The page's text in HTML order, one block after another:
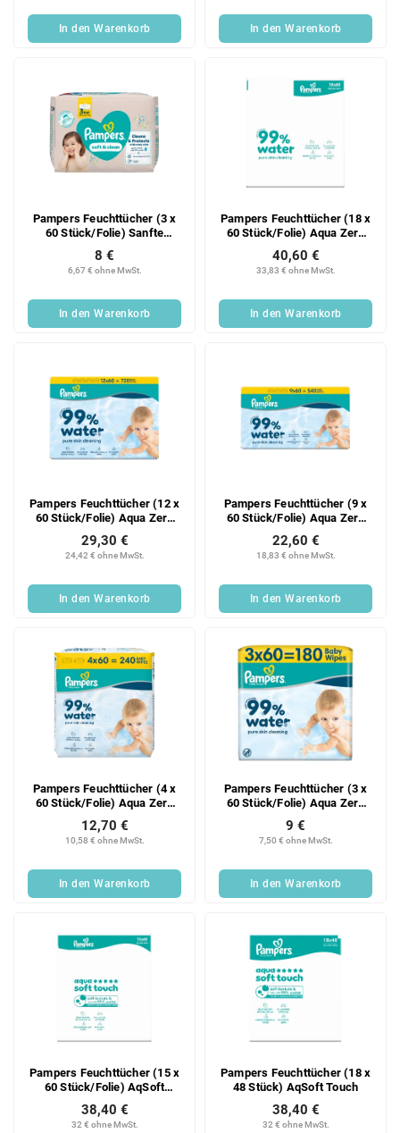
In den Warenkorb In den Warenkorb
Pampers Feuchttücher (3 x
60 Stück/Folie) Sanfte
Reinigung
6,67 € ohne MwSt.
8 €
In den Warenkorb
Pampers Feuchttücher (18 x
60 Stück/Folie) Aqua Zero
Plastik
33,83 € ohne MwSt.
40,60 €
In den Warenkorb
Pampers Feuchttücher (12 x
60 Stück/Folie) Aqua Zero
24,42 € ohne MwSt.
29,30 €
In den Warenkorb
Pampers Feuchttücher (9 x
60 Stück/Folie) Aqua Zero
18,83 € ohne MwSt.
22,60 €
In den Warenkorb
Pampers Feuchttücher (4 x
60 Stück/Folie) Aqua Zero
10,58 € ohne MwSt.
12,70 €
In den Warenkorb
Pampers Feuchttücher (3 x
60 Stück/Folie) Aqua Zero
7,50 € ohne MwSt.
9 €
In den Warenkorb
Pampers Feuchttücher (15 x
60 Stück/Folie) AqSoft
Touch
32 € ohne MwSt.
38,40 €
Pampers Feuchttücher (18 x
48 Stück) AqSoft Touch
32 € ohne MwSt.
38,40 €